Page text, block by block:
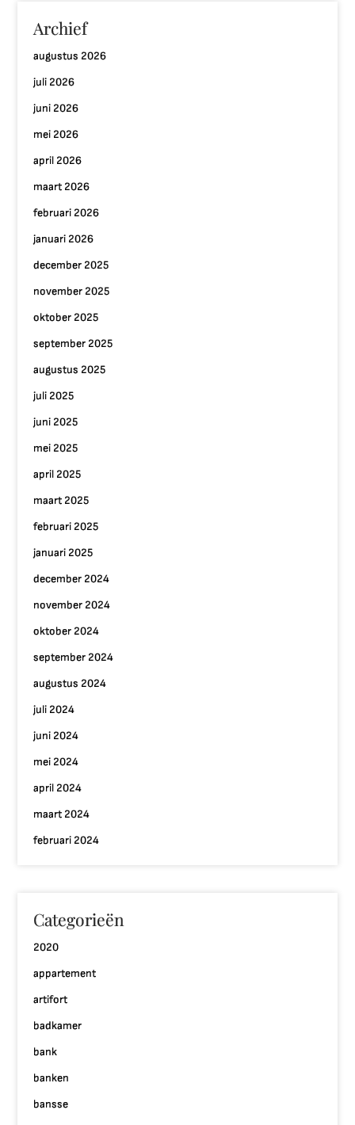
Archief
augustus 2026
juli 2026
juni 2026
mei 2026
april 2026
maart 2026
februari 2026
januari 2026
december 2025
november 2025
oktober 2025
september 2025
augustus 2025
juli 2025
juni 2025
mei 2025
april 2025
maart 2025
februari 2025
januari 2025
december 2024
november 2024
oktober 2024
september 2024
augustus 2024
juli 2024
juni 2024
mei 2024
april 2024
maart 2024
februari 2024
Categorieën
2020
appartement
artifort
badkamer
bank
banken
bansse